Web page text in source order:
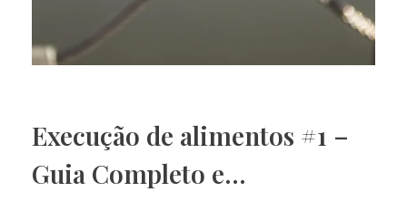
Execução de alimentos #1 –
Guia Completo e…